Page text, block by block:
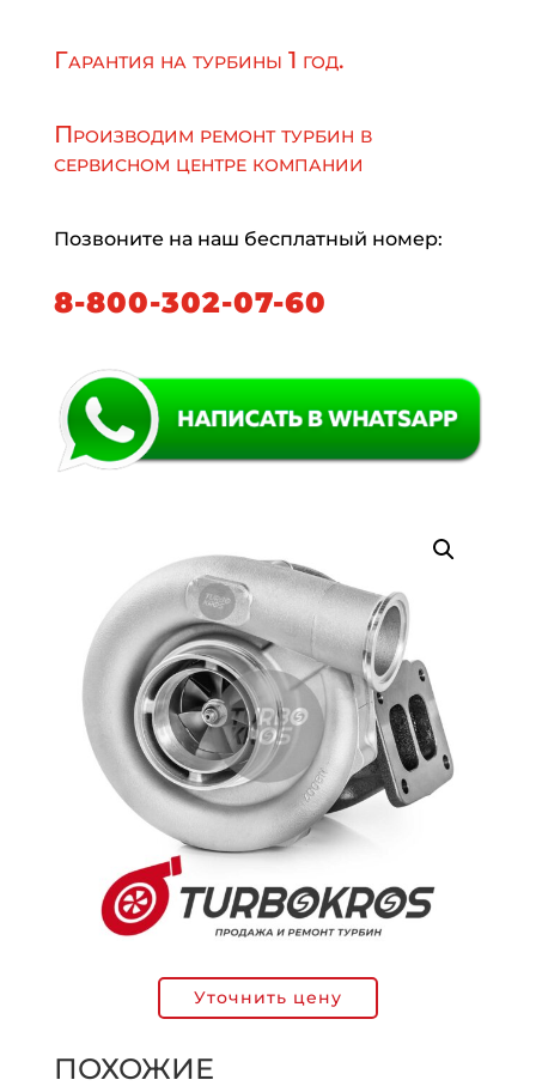
Гарантия на турбины 1 год.
Производим ремонт турбин в
сервисном центре компании
Позвоните на наш бесплатный номер:
8-800-302-07-60
Уточнить цену
ПОХОЖИЕ